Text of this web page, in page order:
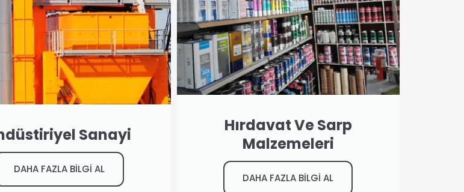
Sanayi
DAHA FAZLA BİLGİ AL
Hırdavat Ve Sarp
Malzemeleri
DAHA FAZLA BİLGİ AL